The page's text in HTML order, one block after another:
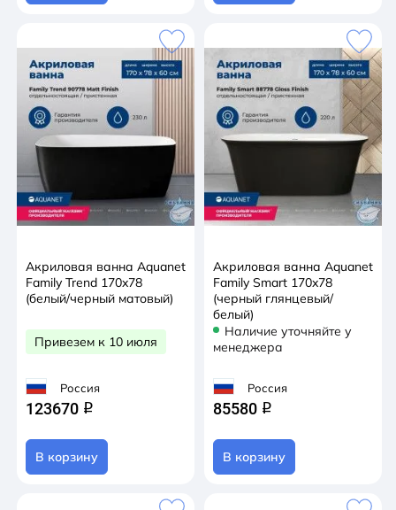
Акриловая ванна Aquanet
Family Trend 170x78
(белый/черный матовый)
Привезем к 10 июля
Россия
123670 q
В корзину
Акриловая ванна Aquanet
Family Smart 170x78
(черный глянцевый/
белый)
Наличие уточняйте у
менеджера
Россия
85580 q
В корзину